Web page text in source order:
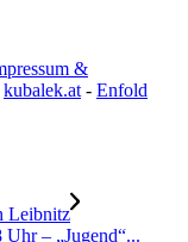
&
kubalek.at - Enfold
Leibnitz
– „Jugend“...